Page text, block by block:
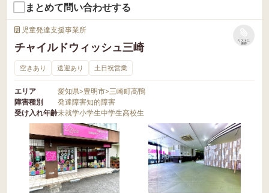
まとめて問い合わせする
児童発達支援事業所
チャイルドウィッシュ三崎
リストに
保存
空きあり 送迎あり 土日祝営業
エリア 愛知県>豊明市>三崎町高鴨
障害種別
発達障害知的障害
受け入れ年齢未就学小学生中学生高校生